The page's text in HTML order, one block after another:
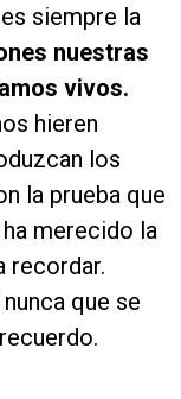
siempre la
nuestras
vivos.
hieren
los
la prueba que
merecido la
recordar.
que se